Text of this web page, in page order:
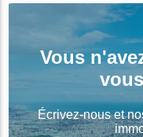
Vous
Écrivez-nous et